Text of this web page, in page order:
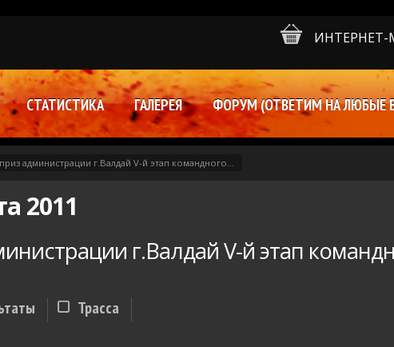
2011
г.Валдай V-й этап
Трасса
администрации г.Валдай V-й этап командного...
СТАТИСТИКА ГАЛЕРЕЯ ФОРУМ (ОТВЕТИМ НА ЛЮБЫЕ